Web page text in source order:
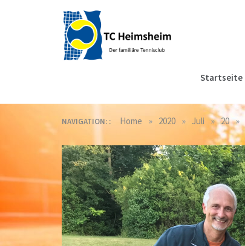
Startseite
NAVIGATION: : Home » 2020 » Juli » 20 »